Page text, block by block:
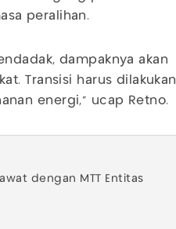
peralihan.
dampaknya akan
Transisi harus dilakukan
energi,” ucap Retno.
dengan MTT Entitas